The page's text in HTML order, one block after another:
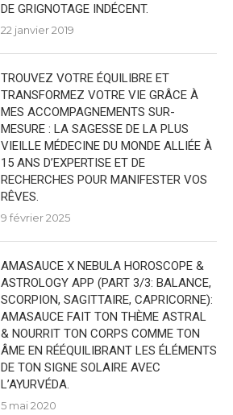
DE GRIGNOTAGE INDÉCENT.
22 janvier 2019
TROUVEZ VOTRE ÉQUILIBRE ET
TRANSFORMEZ VOTRE VIE GRÂCE À
MES ACCOMPAGNEMENTS SUR-
MESURE : LA SAGESSE DE LA PLUS
VIEILLE MÉDECINE DU MONDE ALLIÉE À
15 ANS D’EXPERTISE ET DE
RECHERCHES POUR MANIFESTER VOS
RÊVES.
9 février 2025
AMASAUCE X NEBULA HOROSCOPE &
ASTROLOGY APP (PART 3/3: BALANCE,
SCORPION, SAGITTAIRE, CAPRICORNE):
AMASAUCE FAIT TON THÈME ASTRAL
& NOURRIT TON CORPS COMME TON
ÂME EN RÉÉQUILIBRANT LES ÉLÉMENTS
DE TON SIGNE SOLAIRE AVEC
L’AYURVÉDA.
5 mai 2020